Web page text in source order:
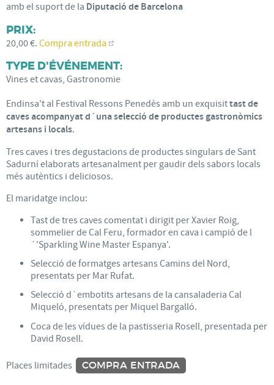
amb el suport de la Diputació de Barcelona
PRIX:
20,00 €. Compra entrada
TYPE D'ÉVÉNEMENT:
Vines et cavas, Gastronomie
Endinsa't al Festival Ressons Penedès amb un exquisittast de
caves acompanyat d´una selecció de productes gastronòmics
artesans i locals.
Tres caves i tres degustacions de productes singulars de Sant
Sadurní elaborats artesanalment per gaudir dels sabors locals
més autèntics i deliciosos.
El maridatge inclou:
Tast de tres caves comentat i dirigit per Xavier Roig,
sommelier de Cal Feru, formador en cava i campió de l
´'Sparkling Wine Master Espanya'.
Selecció de formatges artesans Camins del Nord,
presentats per Mar Rufat.
Selecció d´embotits artesans de la cansaladeria Cal
Miqueló, presentats per Miquel Bargalló.
Coca de les vídues de la pastisseria Rosell, presentada per
David Rosell.
Places limitades COMPRA ENTRADA